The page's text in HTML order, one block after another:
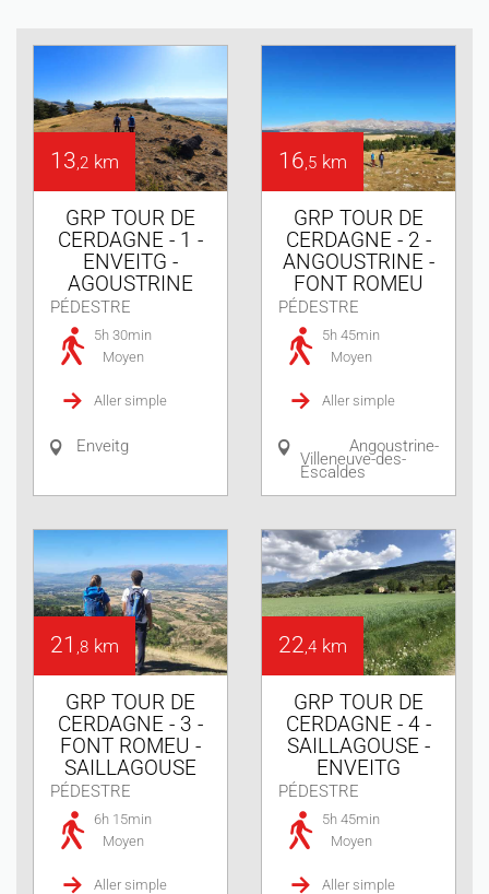
13,2 km
GRP TOUR DE
CERDAGNE - 1 -
ENVEITG -
AGOUSTRINE
PÉDESTRE
5h 30min
Moyen
Aller simple
Enveitg
16,5 km
GRP TOUR DE
CERDAGNE - 2 -
ANGOUSTRINE -
FONT ROMEU
PÉDESTRE
5h 45min
Moyen
Aller simple
Angoustrine-
Villeneuve-des-
Escaldes
21 ,8 km
GRP TOUR DE
CERDAGNE - 3 -
FONT ROMEU -
SAILLAGOUSE
PÉDESTRE
6h 15min
Moyen
Aller simple
22 ,4 km
GRP TOUR DE
CERDAGNE - 4 -
SAILLAGOUSE -
ENVEITG
PÉDESTRE
5h 45min
Moyen
Aller simple